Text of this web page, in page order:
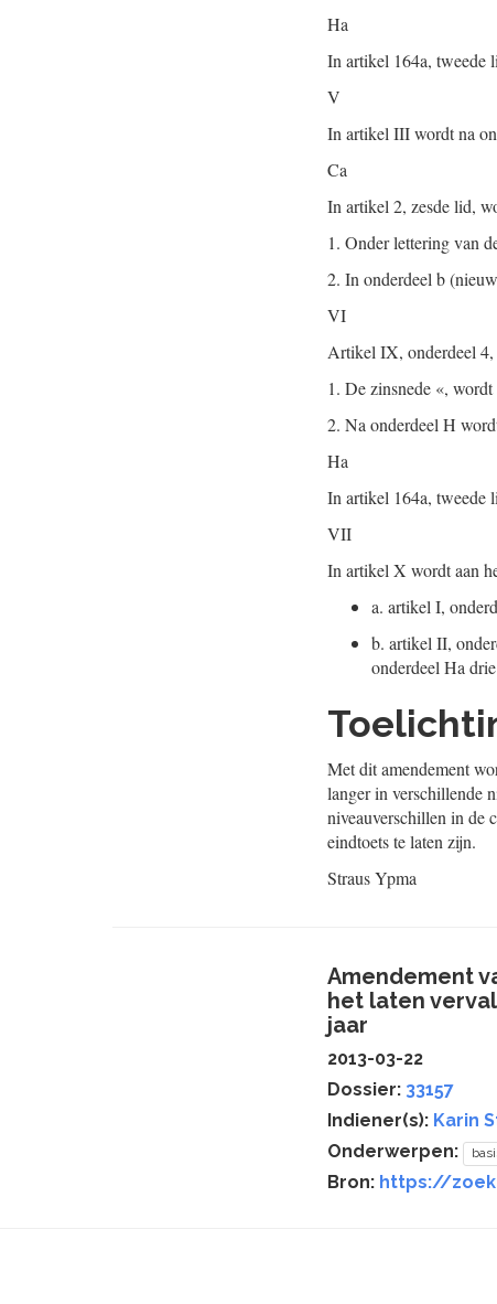
Ha
In artikel 164a, tweede
V
In artikel III wordt na
Ca
In artikel 2, zesde lid,
1. Onder lettering van
2. In onderdeel b
VI
Artikel IX, onderdeel
1. De zinsnede «,
2. Na onderdeel H
Ha
In artikel 164a, tweede
VII
In artikel X wordt aan
a. artikel I,
b. artikel II,
onderdeel Ha
Met dit amendement
langer in verschillende
niveauverschillen in de
eindtoets te laten zijn.
StrausYpma
Amendement
het laten
jaar
2013-03-22
Dossier: 33157
Indiener(s): Karin
Onderwerpen:
Bron: https://